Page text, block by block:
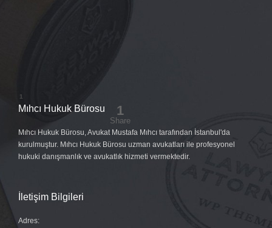
Mıhcı Hukuk Bürosu
Mıhcı Hukuk Bürosu, Avukat Mustafa Mıhcı tarafından İstanbul'da
kurulmuştur. Mıhcı Hukuk Bürosu uzman avukatları ile profesyonel
hukuki danışmanlık ve avukatlık hizmeti vermektedir.
İletişim Bilgileri
Adres: